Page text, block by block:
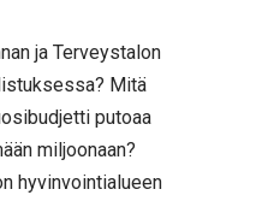
ja Terveystalon
Mitä
putoaa
miljoonaan?
hyvinvointialueen